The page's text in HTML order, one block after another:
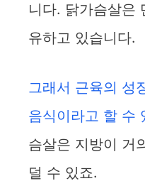
니다. 닭가슴살은
유하고 있습니다.
그래서 근육의 성
음식이라고 할 수
슴살은 지방이 거
덜 수 있죠.